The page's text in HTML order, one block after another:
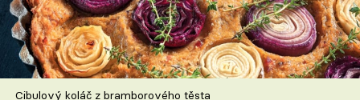
TV Program
Škola vaření
Recepty z TV
Cibulový koláč z bramborového těsta